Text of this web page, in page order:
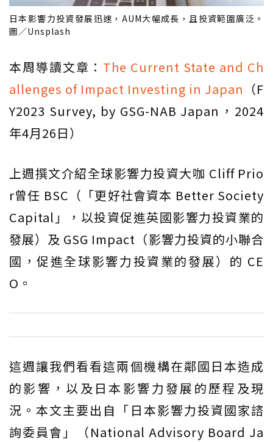
日本影響力投資發展迅速，AUM大幅成長，且投資範圍廣泛。
圖／Unsplash
本周導讀文章： The Current State and Ch
allenges of Impact Investing in Japan （F
Y2023 Survey, by GSG-NAB Japan，2024
年4月26日）
上週撰文介紹全球影響力投資大咖 Cliff Prio
r曾任 BSC（「更好社會資本 Better Society
Capital」，以投資促進英國影響力投資業的
發展）及 GSG Impact（影響力投資的小聯合
國，促進全球影響力投資業的發展）的 CE
O。
這週讓我們看看這兩個機構在鄰國日本造成
的影響，以及日本影響力發展的歷程及現
況。本文主要出自「日本影響力投資國家諮
詢委員會」（National Advisory Board Ja